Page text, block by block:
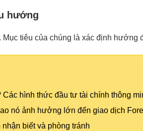
hướng
tiêu của chúng là xác định hướng
hình thức đầu tư tài chính thông
nó ảnh hưởng lớn đến giao dịch
biết và phòng tránh